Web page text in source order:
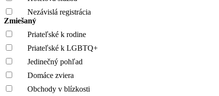
Nezávislá registrácia
Zmiešaný
Priateľské k rodine
Priateľské k LGBTQ+
Jedinečný pohľad
Domáce zviera
Obchody v blízkosti